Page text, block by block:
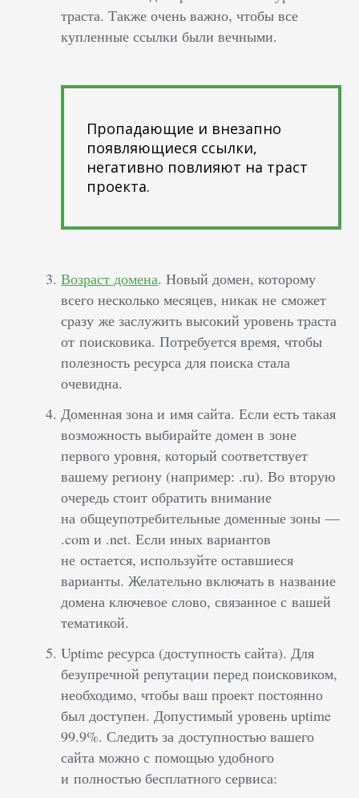
траста. Также очень важно, чтобы все
купленные ссылки были вечными.
Пропадающие и внезапно
появляющиеся ссылки,
негативно повлияют на траст
проекта.
Возраст домена. Новый домен, которому
всего несколько месяцев, никак не сможет
сразу же заслужить высокий уровень траста
от поисковика. Потребуется время, чтобы
полезность ресурса для поиска стала
очевидна.
Доменная зона и имя сайта. Если есть такая
возможность выбирайте домен в зоне
первого уровня, который соответствует
вашему региону (например: .ru). Во вторую
очередь стоит обратить внимание
на общеупотребительные доменные зоны —
.com и .net. Если иных вариантов
не остается, используйте оставшиеся
варианты. Желательно включать в название
домена ключевое слово, связанное с вашей
тематикой.
Uptime ресурса (доступность сайта). Для
безупречной репутации перед поисковиком,
необходимо, чтобы ваш проект постоянно
был доступен. Допустимый уровень uptime
99.9%. Следить за доступностью вашего
сайта можно с помощью удобного
и полностью бесплатного сервиса: